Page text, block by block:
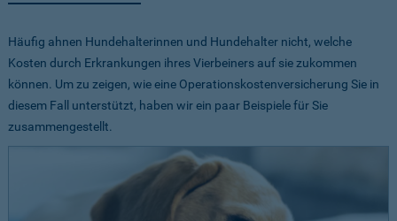
Häufig ahnen Hundehalterinnen und Hundehalter nicht, welche
Kosten durch Erkrankungen ihres Vierbeiners auf sie zukommen
können. Um zu zeigen, wie eine Operationskostenversicherung Sie in
diesem Fall unterstützt, haben wir ein paar Beispiele für Sie
zusammengestellt.